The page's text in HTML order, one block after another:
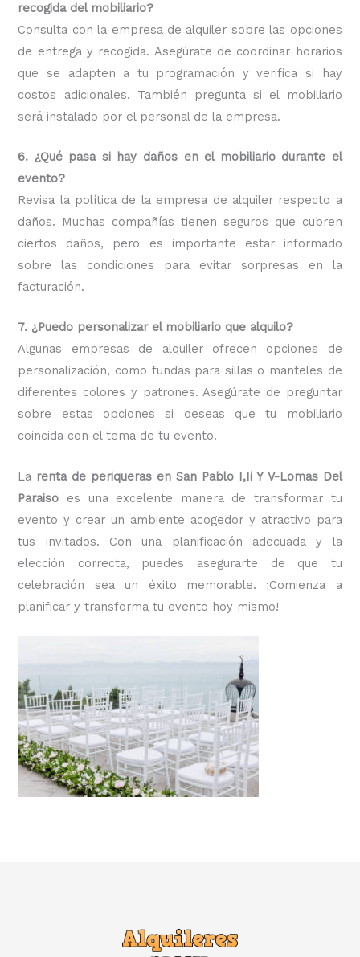
recogida del mobiliario?
Consulta con la empresa de alquiler sobre las opciones
de entrega y recogida. Asegúrate de coordinar horarios
que se adapten a tu programación y verifica si hay
costos adicionales. También pregunta si el mobiliario
será instalado por el personal de la empresa.
6. ¿Qué pasa si hay daños en el mobiliario durante el
evento?
Revisa la política de la empresa de alquiler respecto a
daños. Muchas compañías tienen seguros que cubren
ciertos daños, pero es importante estar informado
sobre las condiciones para evitar sorpresas en la
facturación.
7. ¿Puedo personalizar el mobiliario que alquilo?
Algunas empresas de alquiler ofrecen opciones de
personalización, como fundas para sillas o manteles de
diferentes colores y patrones. Asegúrate de preguntar
sobre estas opciones si deseas que tu mobiliario
coincida con el tema de tu evento.
La renta de periqueras en San Pablo I,Ii Y V-Lomas Del
Paraiso es una excelente manera de transformar tu
evento y crear un ambiente acogedor y atractivo para
tus invitados. Con una planificación adecuada y la
elección correcta, puedes asegurarte de que tu
celebración sea un éxito memorable. ¡Comienza a
planificar y transforma tu evento hoy mismo!